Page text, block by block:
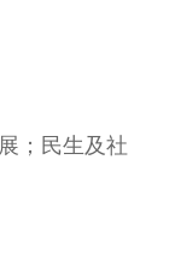
；民生及社